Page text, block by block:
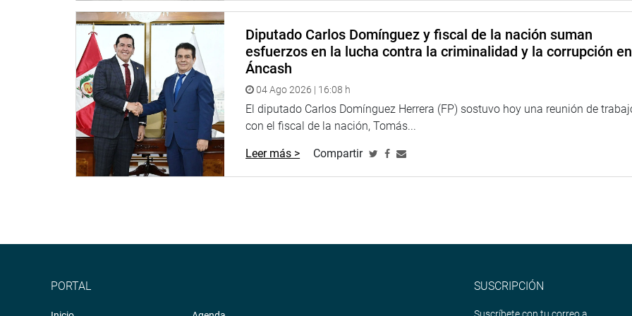
Diputado Carlos Domínguez y fiscal de la nación suman
esfuerzos en la lucha contra la criminalidad y la corrupción en
Áncash
04 Ago 2026 | 16:08 h
El diputado Carlos Domínguez Herrera (FP) sostuvo hoy una reunión de
con el fiscal de la nación, Tomás...
Leer más > Compartir
PORTAL SUSCRIPCIÓN
Suscríbete con tu correo a